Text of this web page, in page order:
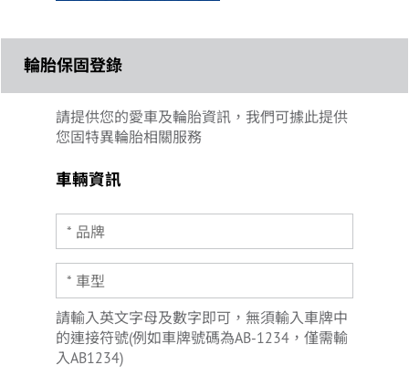
輪胎保固登錄
請提供您的愛車及輪胎資訊，我們可據此提供
您固特異輪胎相關服務
車輛資訊
請輸入英文字母及數字即可，無須輸入車牌中
的連接符號(例如車牌號碼為AB-1234，僅需輸
入AB1234)